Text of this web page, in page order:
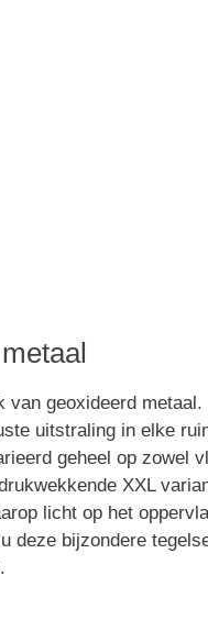
geoxideerd metaal.
uitstraling in elke
geheel op zowel
XXL
licht op het
deze bijzondere